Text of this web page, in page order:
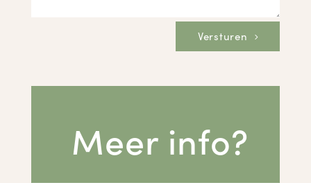
Versturen
Meer info?